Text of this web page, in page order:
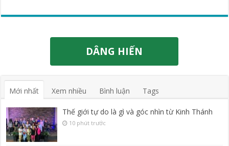
DÂNG HIẾN
Mới nhất Xem nhiều Bình luận Tags
Thế giới tự do là gì và góc nhìn từ Kinh Thánh
10 phút trước